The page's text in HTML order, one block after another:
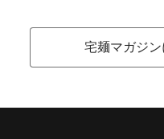
宅麺マガジン